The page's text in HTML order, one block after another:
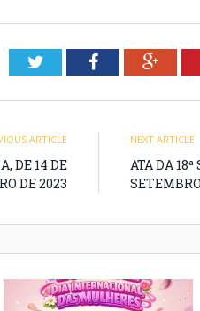
TwitterFacebook
ARTICLE
DE 14 DE
DE 2023
NEXT ARTICLE
ATA DA